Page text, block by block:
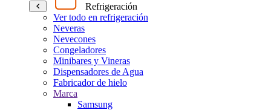
Refrigeración
Ver todo en refrigeración
Neveras
Nevecones
Congeladores
Minibares y Vineras
Dispensadores de Agua
Fabricador de hielo
Marca
Samsung